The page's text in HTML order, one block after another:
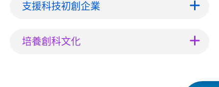
支援科技初創企業
培養創科文化